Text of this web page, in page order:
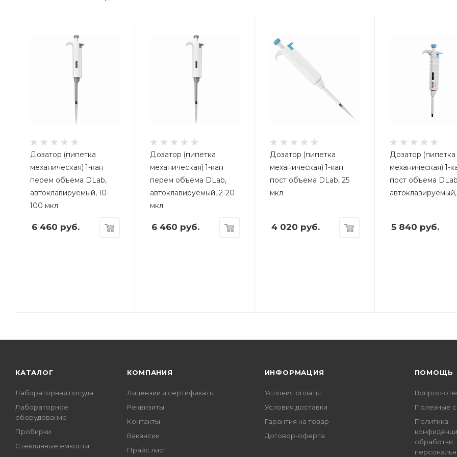
Дозатор (пипетка
механическая) 1-кан
перем объема DLab,
автоклавируемый, 10-
100 мкл
6 460 руб.
Дозатор (пипетка
механическая) 1-кан
перем объема DLab,
автоклавируемый, 2-20
мкл
6 460 руб.
Дозатор (пипетка
механическая) 1-кан
пост объема DLab, 25
мкл
4 020 руб.
Дозатор (пипетка
механическая) 1-
пост объема
5 840 руб.
КАТАЛОГ
Лабораторная посуда
Лабораторное
оборудование
Пробирки
Стеклянные емкости
КОМПАНИЯ
Лицензии и сертификаты
Реквизиты
Контакты
Вакансии
Прайс лист
ИНФОРМАЦИЯ
Условия оплаты
Условия доставки
Гарантия на товар
Договор-оферта
ПОМОЩЬ
Вопрос-
Полезные
Политика
обработки